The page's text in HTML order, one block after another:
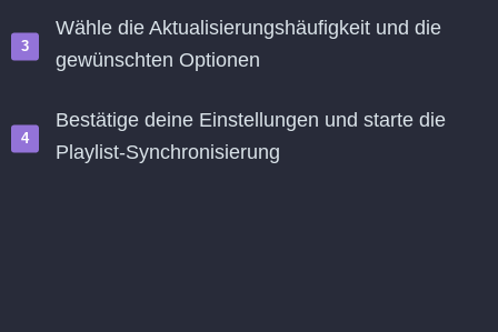
Wähle die Aktualisierungshäufigkeit und die
gewünschten Optionen
Bestätige deine Einstellungen und starte die
Playlist-Synchronisierung